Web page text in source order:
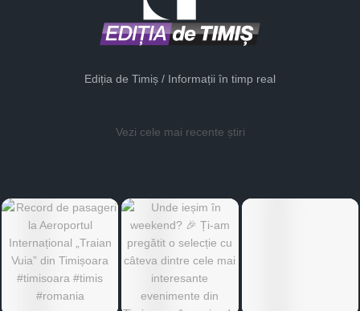
Ediția de Timiș / Informații în timp real
Vezi cele mai recente știri